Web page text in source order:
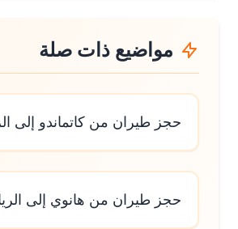
مواضيع ذات صلة
حجز طيران من كاتماندو إلى الرياض
حجز طيران من هانوي إلى الرياض